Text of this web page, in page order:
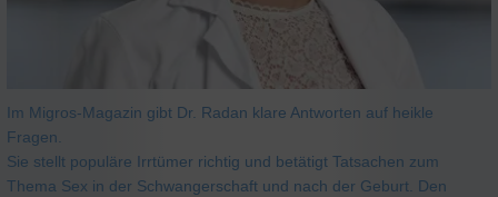
Im Migros-Magazin gibt Dr. Radan klare Antworten auf heikle
Fragen.
Sie stellt populäre Irrtümer richtig und betätigt Tatsachen zum
Thema Sex in der Schwangerschaft und nach der Geburt. Den